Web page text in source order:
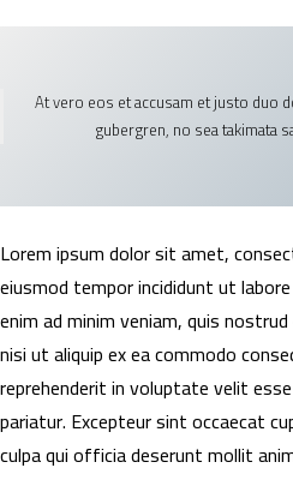
At vero eos et accusam et justo duo
gubergren, no sea takimata
Lorem ipsum dolor sit amet,
eiusmod tempor incididunt ut
enim ad minim veniam, quis
nisi ut aliquip ex ea commodo
reprehenderit in voluptate velit
pariatur. Excepteur sint occaecat
culpa qui officia deserunt mollit